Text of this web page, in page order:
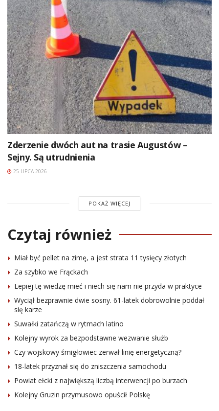
Zderzenie dwóch aut na trasie Augustów –
Sejny. Są utrudnienia
25 LIPCA 2026
POKAŻ WIĘCEJ
Czytaj również
Miał być pellet na zimę, a jest strata 11 tysięcy złotych
Za szybko we Frąckach
Lepiej tę wiedzę mieć i niech się nam nie przyda w praktyce
Wyciął bezprawnie dwie sosny. 61-latek dobrowolnie poddał
się karze
Suwałki zatańczą w rytmach latino
Kolejny wyrok za bezpodstawne wezwanie służb
Czy wojskowy śmigłowiec zerwał linię energetyczną?
18-latek przyznał się do zniszczenia samochodu
Powiat ełcki z największą liczbą interwencji po burzach
Kolejny Gruzin przymusowo opuścił Polskę